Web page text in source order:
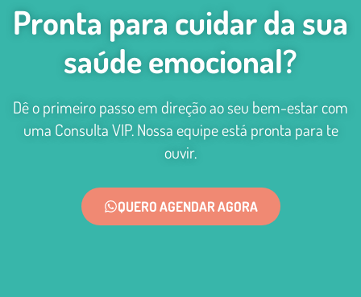
Pronta para cuidar da sua
saúde emocional?
Dê o primeiro passo em direção ao seu bem-estar com
uma Consulta VIP. Nossa equipe está pronta para te
ouvir.
QUERO AGENDAR AGORA